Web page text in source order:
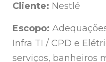
Cliente: Nestlé
Escopo:
Infra TI / CPD e
serviços, banheiros